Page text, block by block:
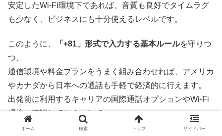
安定したWi-Fi環境下であれば、音質も良好でタイムラグ
も少なく、ビジネスにも十分使えるレベルです。
このように、 「+81」形式で入力する基本ルールを守りつ
つ、
通信環境や料金プランをうまく組み合わせれば、アメリカ
やカナダから日本への通話も手軽で経済的に行えます。
出発前に利用するキャリアの国際通話オプションやWi-Fi
環境を確認しておくことで、
余計な通信費やトラブルを避けることができるでしょう。
ホーム 検索 トップ サイドバー